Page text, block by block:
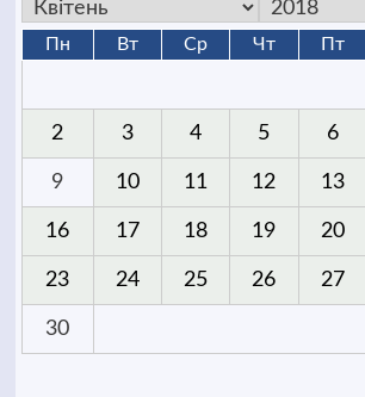
Пн Вт Ср Чт Пт
2 3 4 5 6
9 10 11 12 13
16 17 18 19 20
23 24 25 26 27
30